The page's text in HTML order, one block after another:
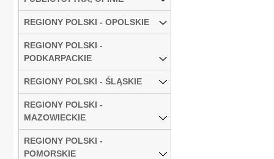
REGIONY POLSKI - OPOLSKIE
REGIONY POLSKI -
PODKARPACKIE
REGIONY POLSKI - ŚLĄSKIE
REGIONY POLSKI -
MAZOWIECKIE
REGIONY POLSKI -
POMORSKIE